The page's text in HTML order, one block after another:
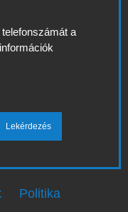
a
Politika